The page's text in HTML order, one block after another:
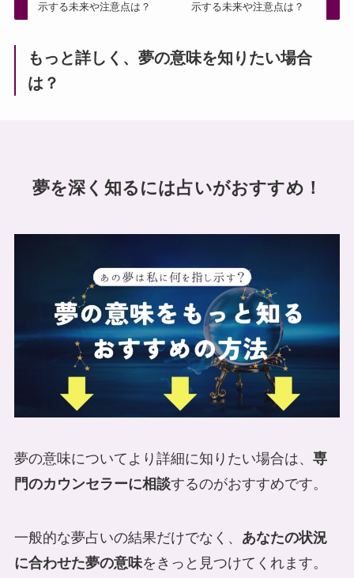
示する未来や注意点は？
示する未来や注意点は？
もっと詳しく、夢の意味を知りたい場合
は？
夢を深く知るには占いがおすすめ！
夢の意味についてより詳細に知りたい場合は、 専
門のカウンセラーに相談するのがおすすめです。
一般的な夢占いの結果だけでなく、 あなたの状況
に合わせた夢の意味をきっと見つけてくれます。